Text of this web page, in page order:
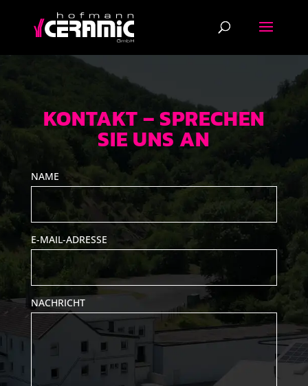
KONTAKT – SPRECHEN
SIE UNS AN
NAME
E-MAIL-ADRESSE
NACHRICHT